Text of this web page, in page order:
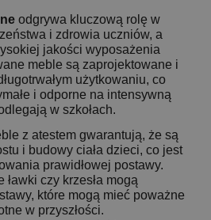
odgrywa kluczową rolę w
i zdrowia uczniów, a
jakości wyposażenia
meble są zaprojektowane i
użytkowaniu, co
i odporne na intensywną
w szkołach.
z atestem gwarantują, że są
i budowy ciała dzieci, co jest
prawidłowej postawy.
ławki czy krzesła mogą
które mogą mieć poważne
w przyszłości.